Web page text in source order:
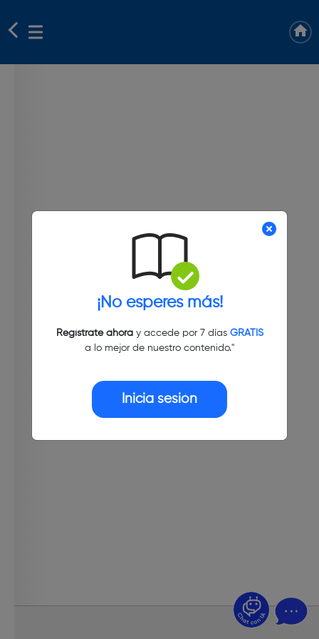
¡No esperes más!
Regístrate ahoray accede por 7 días GRATIS
a lo mejor de nuestro contenido."
Inicia sesión